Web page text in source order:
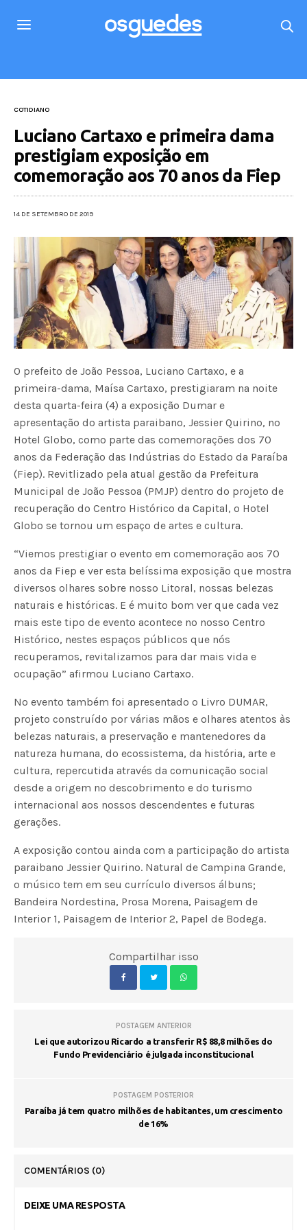
COTIDIANO
Luciano Cartaxo e primeira dama
prestigiam exposição em
comemoração aos 70 anos da Fiep
14 DE SETEMBRO DE 2019
O prefeito de João Pessoa, Luciano Cartaxo, e a
primeira-dama, Maísa Cartaxo, prestigiaram na noite
desta quarta-feira (4) a exposição Dumar e
apresentação do artista paraibano, Jessier Quirino, no
Hotel Globo, como parte das comemorações dos 70
anos da Federação das Indústrias do Estado da Paraíba
(Fiep). Revitlizado pela atual gestão da Prefeitura
Municipal de João Pessoa (PMJP) dentro do projeto de
recuperação do Centro Histórico da Capital, o Hotel
Globo se tornou um espaço de artes e cultura.
“Viemos prestigiar o evento em comemoração aos 70
anos da Fiep e ver esta belíssima exposição que mostra
diversos olhares sobre nosso Litoral, nossas belezas
naturais e históricas. E é muito bom ver que cada vez
mais este tipo de evento acontece no nosso Centro
Histórico, nestes espaços públicos que nós
recuperamos, revitalizamos para dar mais vida e
ocupação” afirmou Luciano Cartaxo.
No evento também foi apresentado o Livro DUMAR,
projeto construído por várias mãos e olhares atentos às
belezas naturais, a preservação e mantenedores da
natureza humana, do ecossistema, da história, arte e
cultura, repercutida através da comunicação social
desde a origem no descobrimento e do turismo
internacional aos nossos descendentes e futuras
gerações.
A exposição contou ainda com a participação do artista
paraibano Jessier Quirino. Natural de Campina Grande,
o músico tem em seu currículo diversos álbuns;
Bandeira Nordestina, Prosa Morena, Paisagem de
Interior 1, Paisagem de Interior 2, Papel de Bodega.
Compartilhar isso
POSTAGEM ANTERIOR
Lei que autorizou Ricardo a transferir R$ 88,8 milhões do
Fundo Previdenciário é julgada inconstitucional
POSTAGEM POSTERIOR
Paraíba já tem quatro milhões de habitantes, um crescimento
de 16%
COMENTÁRIOS (0)
DEIXE UMA RESPOSTA